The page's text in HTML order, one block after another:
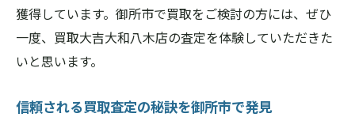
獲得しています。御所市で買取をご検討の方には、ぜひ
一度、買取大吉大和八木店の査定を体験していただきた
いと思います。
信頼される買取査定の秘訣を御所市で発見